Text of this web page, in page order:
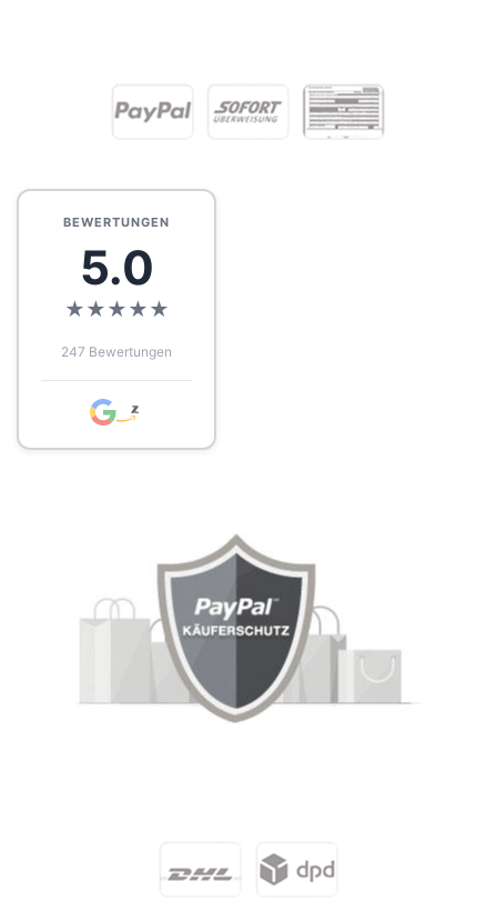
BEWERTUNGEN
5.0
★★★★★
247 Bewertungen